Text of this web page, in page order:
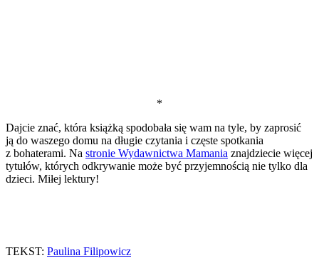
*
Dajcie znać, która książką spodobała się wam na tyle, by zaprosić
ją do waszego domu na długie czytania i częste spotkania
z bohaterami. Na stronie Wydawnictwa Mamania znajdziecie więcej
tytułów, których odkrywanie może być przyjemnością nie tylko dla
dzieci. Miłej lektury!
TEKST: Paulina Filipowicz